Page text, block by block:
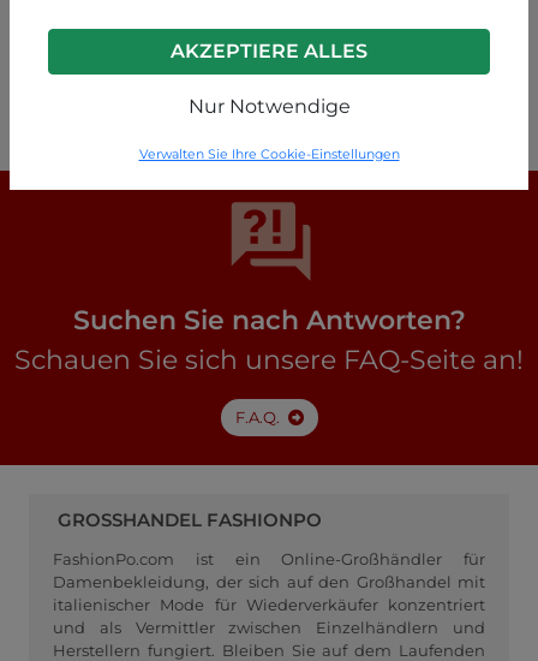
AKZEPTIERE ALLES
Nur Notwendige
Verwalten Sie Ihre Cookie-Einstellungen
Suchen Sie nach Antworten?
Schauen Sie sich unsere FAQ-Seite an!
F.A.Q.
GROSSHANDEL FASHIONPO
FashionPo.com ist ein Online-Großhändler für
Damenbekleidung, der sich auf den Großhandel mit
italienischer Mode für Wiederverkäufer konzentriert
und als Vermittler zwischen Einzelhändlern und
Herstellern fungiert. Bleiben Sie auf dem Laufenden